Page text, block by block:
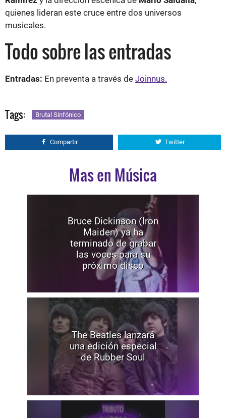
quienes lideran este cruce entre dos universos
musicales.
Todo sobre las entradas
Entradas: En preventa a través de Joinnus.
Tags: Brutal Sinfónico
Compartir Twitter
Mas en Música
Bruce Dickinson (Iron
Maiden) ya ha
terminado de grabar
las voces para su
próximo disco
The Beatles lanzará
una edición especial
de Rubber Soul